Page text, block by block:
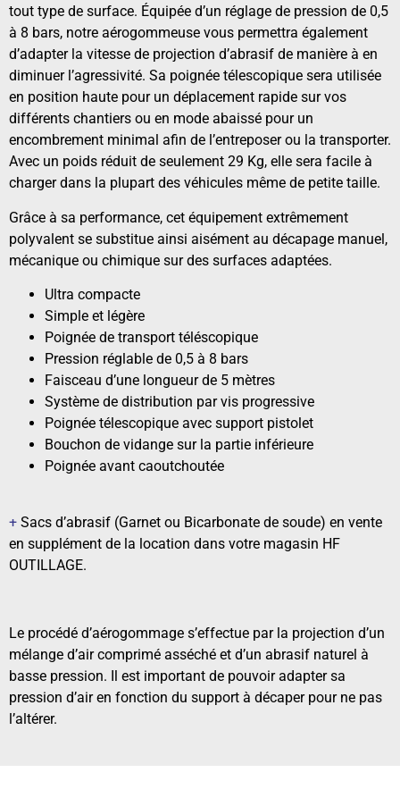
tout type de surface. Équipée d’un réglage de pression de 0,5
à 8 bars, notre aérogommeuse vous permettra également
d’adapter la vitesse de projection d’abrasif de manière à en
diminuer l’agressivité. Sa poignée télescopique sera utilisée
en position haute pour un déplacement rapide sur vos
différents chantiers ou en mode abaissé pour un
encombrement minimal afin de l’entreposer ou la transporter.
Avec un poids réduit de seulement 29 Kg, elle sera facile à
charger dans la plupart des véhicules même de petite taille.
Grâce à sa performance, cet équipement extrêmement
polyvalent se substitue ainsi aisément au décapage manuel,
mécanique ou chimique sur des surfaces adaptées.
Ultra compacte
Simple et légère
Poignée de transport téléscopique
Pression réglable de 0,5 à 8 bars
Faisceau d’une longueur de 5 mètres
Système de distribution par vis progressive
Poignée télescopique avec support pistolet
Bouchon de vidange sur la partie inférieure
Poignée avant caoutchoutée
+ Sacs d’abrasif (Garnet ou Bicarbonate de soude) en vente
en supplément de la location dans votre magasin HF
OUTILLAGE.
Le procédé d’aérogommage s’effectue par la projection d’un
mélange d’air comprimé asséché et d’un abrasif naturel à
basse pression. Il est important de pouvoir adapter sa
pression d’air en fonction du support à décaper pour ne pas
l’altérer.